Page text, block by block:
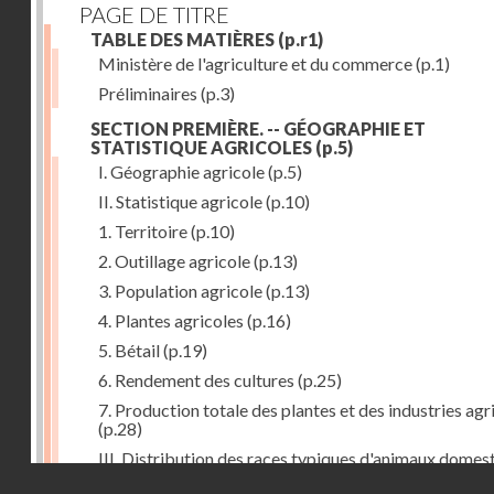
PAGE DE TITRE
TABLE DES MATIÈRES (p.r1)
Ministère de l'agriculture et du commerce(p.1)
Préliminaires (p.3)
SECTION PREMIÈRE. -- GÉOGRAPHIE ET
STATISTIQUE AGRICOLES (p.5)
I. Géographie agricole(p.5)
II. Statistique agricole(p.10)
1. Territoire(p.10)
2. Outillage agricole(p.13)
3. Population agricole(p.13)
4. Plantes agricoles (p.16)
5. Bétail(p.19)
6. Rendement des cultures (p.25)
7. Production totale des plantes et des industries
(p.28)
III. Distribution des races typiques d'animaux